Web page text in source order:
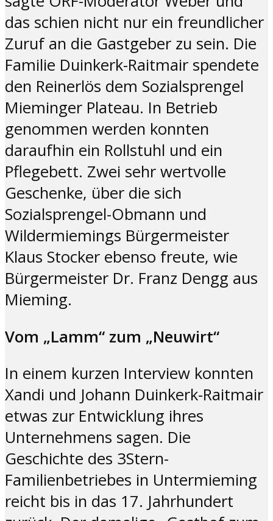
das schien nicht nur ein freundlicher
Zuruf an die Gastgeber zu sein. Die
Familie Duinkerk-Raitmair spendete
den Reinerlös dem Sozialsprengel
Mieminger Plateau. In Betrieb
genommen werden konnten
daraufhin ein Rollstuhl und ein
Pflegebett. Zwei sehr wertvolle
Geschenke, über die sich
Sozialsprengel-Obmann und
Wildermiemings Bürgermeister
Klaus Stocker ebenso freute, wie
Bürgermeister Dr. Franz Dengg aus
Mieming.
Vom „Lamm“ zum „Neuwirt“
In einem kurzen Interview konnten
Xandi und Johann Duinkerk-Raitmair
etwas zur Entwicklung ihres
Unternehmens sagen. Die
Geschichte des 3Stern-
Familienbetriebes in Untermieming
reicht bis in das 17. Jahrhundert